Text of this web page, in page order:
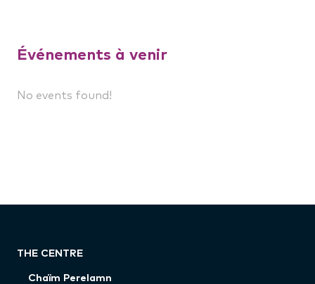
Événements à venir
No events found!
THE CENTRE
Chaïm Perelamn